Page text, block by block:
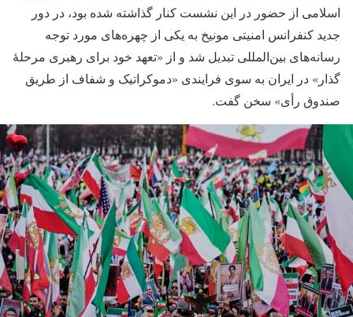
اسلامی از حضور در این نشست کنار گذاشته شده بود، در دور
جدید کنفرانس امنیتی مونیخ به یکی از چهره‌های مورد توجه
رسانه‌های بین‌المللی تبدیل شد و از «تعهد خود برای رهبری مرحلۀ
گذار» در ایران به سوی فرایندی «دموکراتیک و شفاف از طریق
صندوق رأی» سخن گفت.